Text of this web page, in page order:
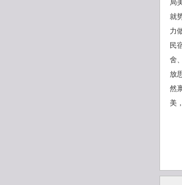
局
就
力
民
舍
放
然
美